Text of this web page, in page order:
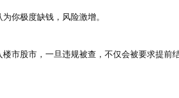
你极度缺钱，风险激增。
市股市，一旦违规被查，不仅会被要求提前